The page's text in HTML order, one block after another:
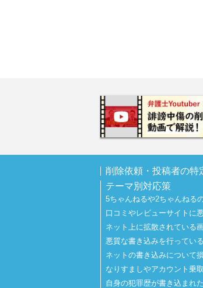
削除依頼・投稿者の特
テーマ別対応策
5ちゃんねるや2ちゃんねる
口コミやレビューサイトに
ネット上に拡散されている
悪質な書き込みを行ってい
ネットの書き込みについて
なりすましやアカウント乗
自身の犯罪歴が書き込まれ